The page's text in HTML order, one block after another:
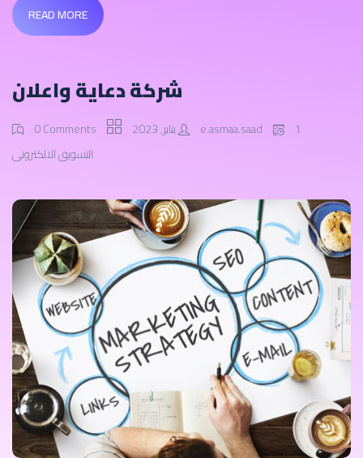
READ MORE
شركة دعاية واعلان
e.asmaa.saad 1 يناير, 2023
0 Comments
التسويق الالكترونى